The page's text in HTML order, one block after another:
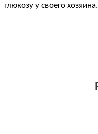
глюкозу у своего хозяина.